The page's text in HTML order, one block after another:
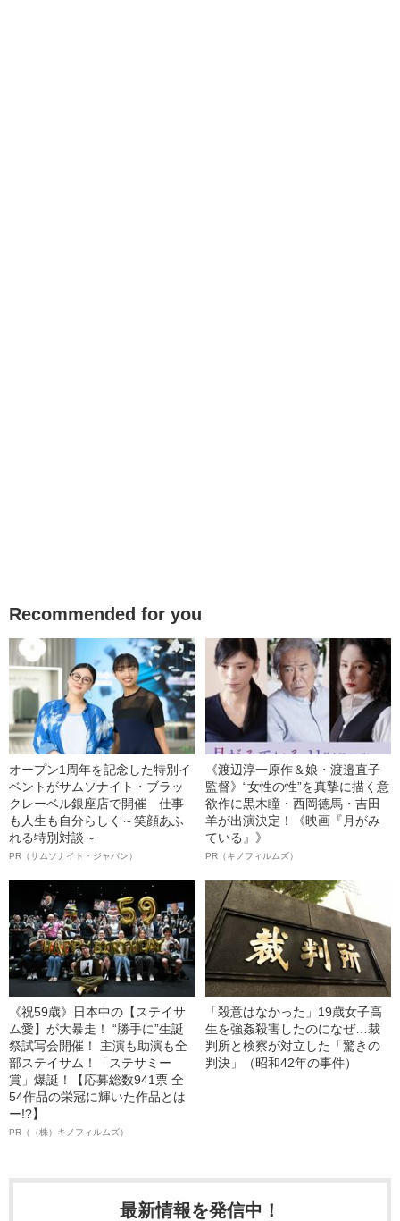
Recommended for you
オープン1周年を記念した特別イ
ベントがサムソナイト・ブラッ
クレーベル銀座店で開催 仕事
も人生も自分らしく～笑顔あふ
れる特別対談～
PR（サムソナイト・ジャパン）
《渡辺淳一原作＆娘・渡邉直子
監督》“女性の性”を真摯に描く意
欲作に黒木瞳・西岡德馬・吉田
羊が出演決定！《映画『月がみ
ている』》
PR（キノフィルムズ）
《祝59歳》日本中の【ステイサ
ム愛】が大暴走！ “勝手に”生誕
祭試写会開催！ 主演も助演も全
部ステイサム！「ステサミー
賞」爆誕！【応募総数941票 全
54作品の栄冠に輝いた作品とは
ー!?】
PR（（株）キノフィルムズ）
「殺意はなかった」19歳女子高
生を強姦殺害したのになぜ…裁
判所と検察が対立した「驚きの
判決」（昭和42年の事件）
最新情報を発信中！